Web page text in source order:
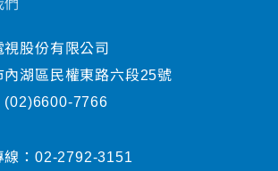
們
視股份有限公司
內湖區民權東路六段25號
(02)6600-7766
： 02-2792-3151